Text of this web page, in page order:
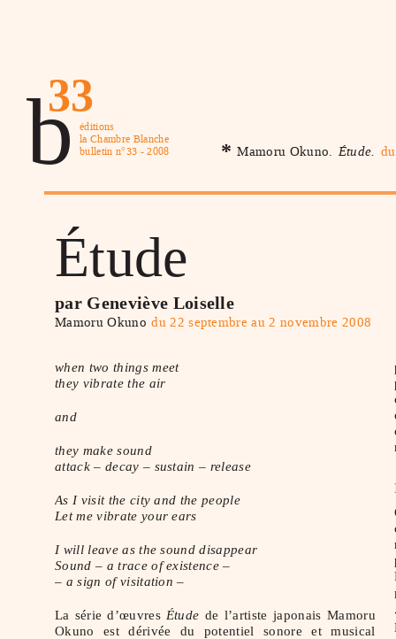
b
33
éditions
la Chambre Blanche
bulletin n°33 - 2008
* Mamoru Okuno. Étude.
Étude
par Geneviève Loiselle
Mamoru Okuno du 22 septembre au 2 novembre 2008
when two things meet
they vibrate the air
and
they make sound
attack – decay – sustain – release
As I visit the city and the people
Let me vibrate your ears
I will leave as the sound disappear
Sound – a trace of existence –
– a sign of visitation –
La série d’œuvres Étude de l’artiste japonais Mamoru
Okuno est dérivée du potentiel sonore et musical